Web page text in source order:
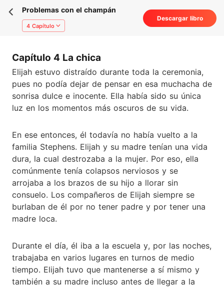
Problemas con el champán
4 Capítulo
Descargar libro
Capítulo 4 La chica
Elijah estuvo distraído durante toda la ceremonia,
pues no podía dejar de pensar en esa muchacha de
sonrisa dulce e inocente. Ella había sido su única
luz en los momentos más oscuros de su vida.
En ese entonces, él todavía no había vuelto a la
familia Stephens. Elijah y su madre tenían una vida
dura, la cual destrozaba a la mujer. Por eso, ella
comúnmente tenía colapsos nerviosos y se
arrojaba a los brazos de su hijo a llorar sin
consuelo. Los compañeros de Elijah siempre se
burlaban de él por no tener padre y por tener una
madre loca.
Durante el día, él iba a la escuela y, por las noches,
trabajaba en varios lugares en turnos de medio
tiempo. Elijah tuvo que mantenerse a sí mismo y
también a su madre incluso antes de llegar a la